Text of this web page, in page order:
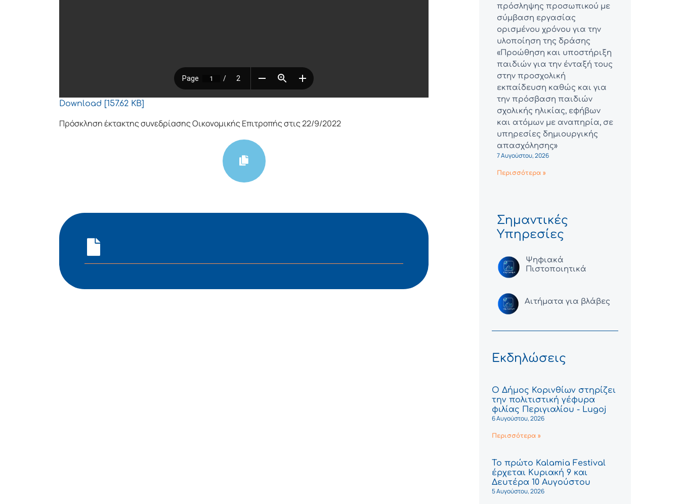
Download [157.62 KB]
Πρόσκληση έκτακτης συνεδρίασης Οικονομικής Επιτροπής στις 22/9/2022
πρόσληψης προσωπικού με
σύμβαση εργασίας
ορισμένου χρόνου για την
υλοποίηση της δράσης
«Προώθηση και υποστήριξη
παιδιών για την ένταξή τους
στην προσχολική
εκπαίδευση καθώς και για
την πρόσβαση παιδιών
σχολικής ηλικίας, εφήβων
και ατόμων με αναπηρία, σε
υπηρεσίες δημιουργικής
απασχόλησης»
7 Αυγούστου, 2026
Περισσότερα »
Σημαντικές
Υπηρεσίες
Ψηφιακά
Πιστοποιητικά
Αιτήματα για βλάβες
Εκδηλώσεις
Ο Δήμος Κορινθίων στηρίζει
την πολιτιστική γέφυρα
φιλίας Περιγιαλίου - Lugoj
6 Αυγούστου, 2026
Περισσότερα »
Το πρώτο Kalamia Festival
έρχεται Κυριακή 9 και
Δευτέρα 10 Αυγούστου
5 Αυγούστου, 2026